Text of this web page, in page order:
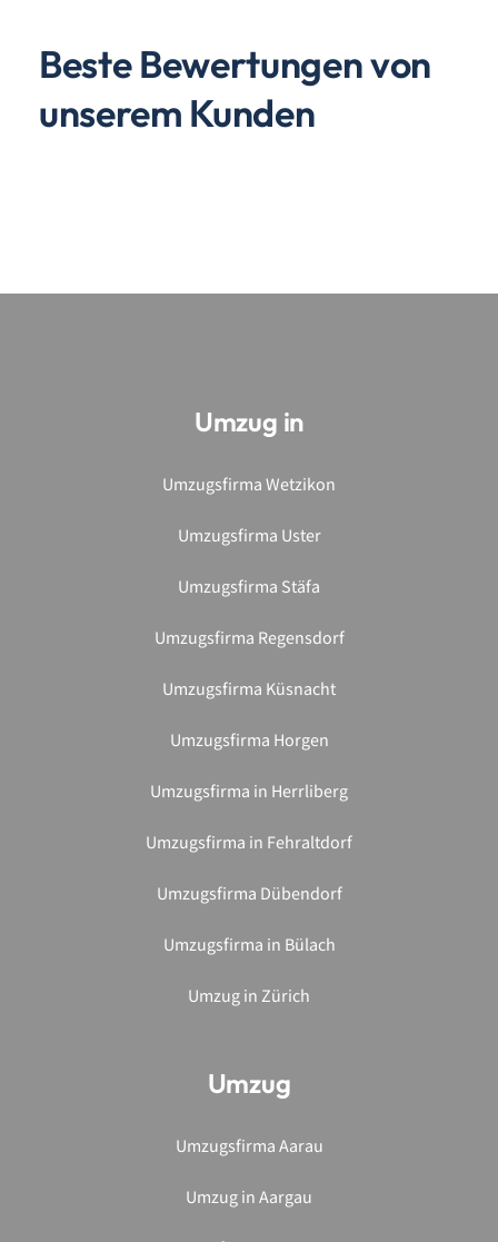
Beste Bewertungen von
unserem Kunden
Umzug in
Umzugsfirma Wetzikon
Umzugsfirma Uster
Umzugsfirma Stäfa
Umzugsfirma Regensdorf
Umzugsfirma Küsnacht
Umzugsfirma Horgen
Umzugsfirma in Herrliberg
Umzugsfirma in Fehraltdorf
Umzugsfirma Dübendorf
Umzugsfirma in Bülach
Umzug in Zürich
Umzug
Umzugsfirma Aarau
Umzug in Aargau